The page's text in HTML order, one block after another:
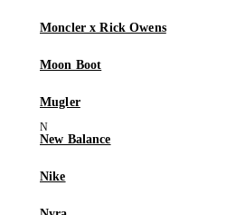
Moncler x Rick Owens
Moon Boot
Mugler
New Balance
Nike